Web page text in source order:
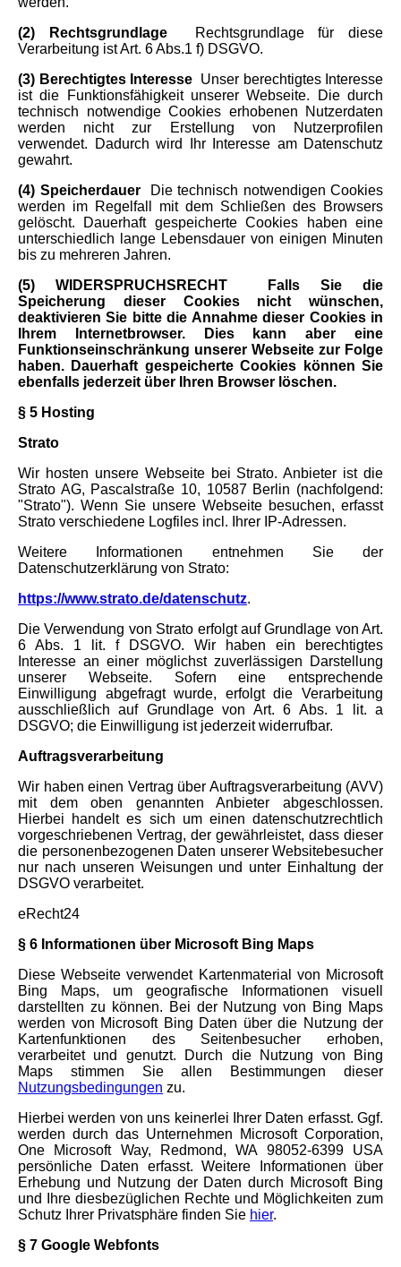
(2) Rechtsgrundlage
Rechtsgrundlage für diese
Verarbeitung ist Art. 6 Abs.1 f) DSGVO.
(3) Berechtigtes Interesse Unser berechtigtes Interesse
ist die Funktionsfähigkeit unserer Webseite. Die durch
technisch notwendige Cookies erhobenen Nutzerdaten
werden nicht zur Erstellung von Nutzerprofilen
verwendet. Dadurch wird Ihr Interesse am Datenschutz
gewahrt.
(4) Speicherdauer
Die technisch notwendigen Cookies
werden im Regelfall mit dem Schließen des Browsers
gelöscht.
Dauerhaft gespeicherte Cookies haben eine
unterschiedlich lange Lebensdauer von einigen Minuten
bis zu mehreren Jahren.
(5) WIDERSPRUCHSRECHT
Falls Sie die
Speicherung dieser Cookies nicht wünschen,
deaktivieren Sie bitte die Annahme dieser Cookies in
Ihrem Internetbrowser. Dies kann aber eine
Funktionseinschränkung unserer Webseite zur Folge
haben. Dauerhaft gespeicherte Cookies können Sie
ebenfalls jederzeit über Ihren Browser löschen.
§ 5 Hosting
Strato
Wir hosten unsere Webseite bei Strato. Anbieter ist die
Strato AG, Pascalstraße 10, 10587 Berlin (nachfolgend:
"Strato"). Wenn Sie unsere Webseite besuchen, erfasst
Strato verschiedene Logfiles incl. Ihrer IP-Adressen.
Weitere Informationen entnehmen Sie der
Datenschutzerklärung von Strato:
https://www.strato.de/datenschutz.
Die Verwendung von Strato erfolgt auf Grundlage von Art.
6 Abs. 1 lit. f DSGVO. Wir haben ein berechtigtes
Interesse an einer möglichst zuverlässigen Darstellung
unserer Webseite. Sofern eine entsprechende
Einwilligung abgefragt wurde, erfolgt die Verarbeitung
ausschließlich auf Grundlage von Art. 6 Abs. 1 lit. a
DSGVO; die Einwilligung ist jederzeit widerrufbar.
Auftragsverarbeitung
Wir haben einen Vertrag über Auftragsverarbeitung (AVV)
mit dem oben genannten Anbieter abgeschlossen.
Hierbei handelt es sich um einen datenschutzrechtlich
vorgeschriebenen Vertrag, der gewährleistet, dass dieser
die personenbezogenen Daten unserer Websitebesucher
nur nach unseren Weisungen und unter Einhaltung der
DSGVO verarbeitet.
eRecht24
§ 6 Informationen über Microsoft Bing Maps
Diese Webseite verwendet Kartenmaterial von Microsoft
Bing Maps, um geografische Informationen visuell
darstellten zu können. Bei der Nutzung von Bing Maps
werden von Microsoft Bing Daten über die Nutzung der
Kartenfunktionen des Seitenbesucher erhoben,
verarbeitet und genutzt. Durch die Nutzung von Bing
Maps stimmen Sie allen Bestimmungen dieser
Nutzungsbedingungen zu.
Hierbei werden von uns keinerlei Ihrer Daten erfasst. Ggf.
werden durch das Unternehmen Microsoft Corporation,
One Microsoft Way, Redmond, WA 98052-6399 USA
persönliche Daten erfasst. Weitere Informationen über
Erhebung und Nutzung der Daten durch Microsoft Bing
und Ihre diesbezüglichen Rechte und Möglichkeiten zum
Schutz Ihrer Privatsphäre finden Sie hier.
§ 7 Google Webfonts